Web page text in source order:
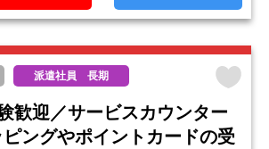
派遣社員 長期
歓迎／サービスカウンター
ングやポイントカードの受